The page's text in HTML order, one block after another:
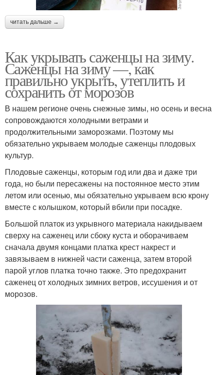
читать дальше →
Как укрывать саженцы на зиму.
Саженцы на зиму —, как
правильно укрыть, утеплить и
сохранить от морозов
В нашем регионе очень снежные зимы, но осень и весна
сопровождаются холодными ветрами и
продолжительными заморозками. Поэтому мы
обязательно укрываем молодые саженцы плодовых
культур.
Плодовые саженцы, которым год или два и даже три
года, но были пересажены на постоянное место этим
летом или осенью, мы обязательно укрываем всю крону
вместе с колышком, который вбили при посадке.
Большой платок из укрывного материала накидываем
сверху на саженец или сбоку куста и оборачиваем
сначала двумя концами платка крест накрест и
завязываем в нижней части саженца, затем второй
парой углов платка точно также. Это предохранит
саженец от холодных зимних ветров, иссушения и от
морозов.